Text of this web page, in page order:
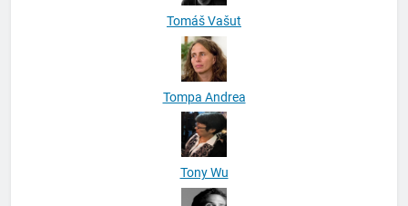
Tomáš Vašut
Tompa Andrea
Tony Wu